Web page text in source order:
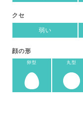
クセ
弱い
顔の形
卵型 丸型